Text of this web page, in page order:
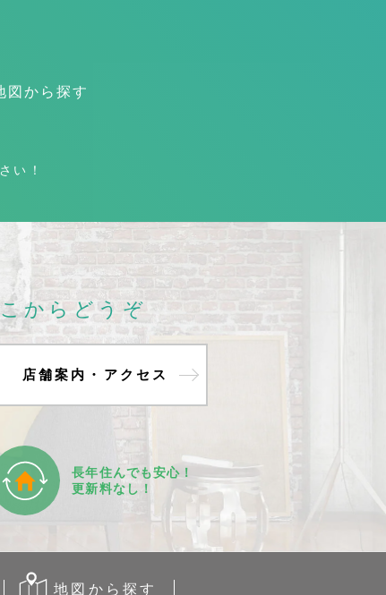
図から探す
い！
からどうぞ
店舗案内・アクセス
長年住んでも安心！
更新料なし！
地図から探す